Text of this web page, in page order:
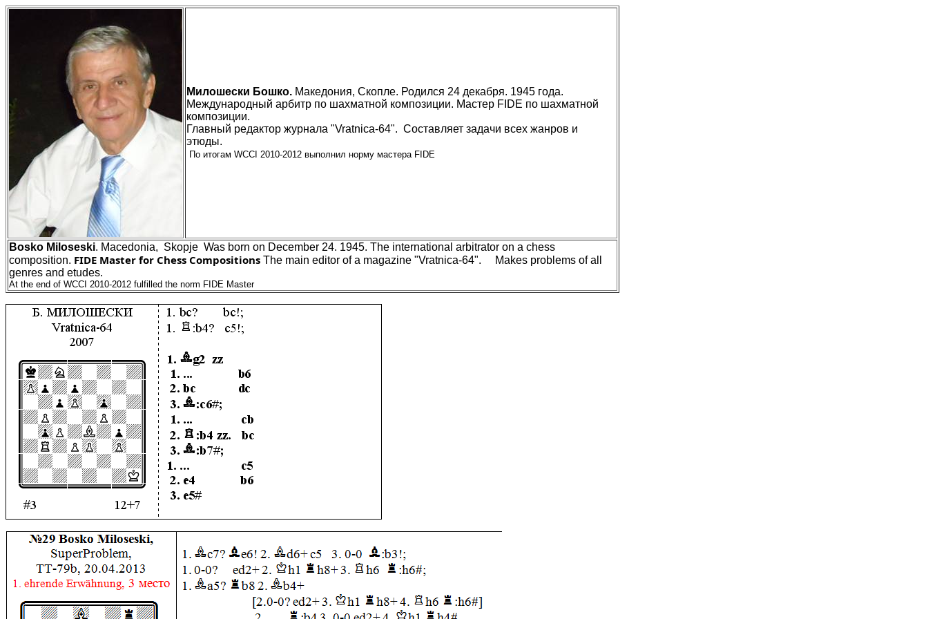
Милошески Бошко. Македония, Скопле. Родился 24 декабря. 1945 года.
Международный арбитр по шахматной композиции. Мастер FIDE по шахматной
композиции.
Главный редактор журнала "Vratnica-64". Составляет задачи всех жанров и
этюды.
По итогам WCCI 2010-2012 выполнил норму мастера FIDE
Bosko Miloseski. Macedonia, Skopje Was born on December 24. 1945. The international arbitrator on a chess
composition. FIDE Master for Chess Compositions The main editor of a magazine "Vratnica-64". Makes problems of all
genres and etudes.
At the end of WCCI 2010-2012 fulfilled the norm FIDE Master